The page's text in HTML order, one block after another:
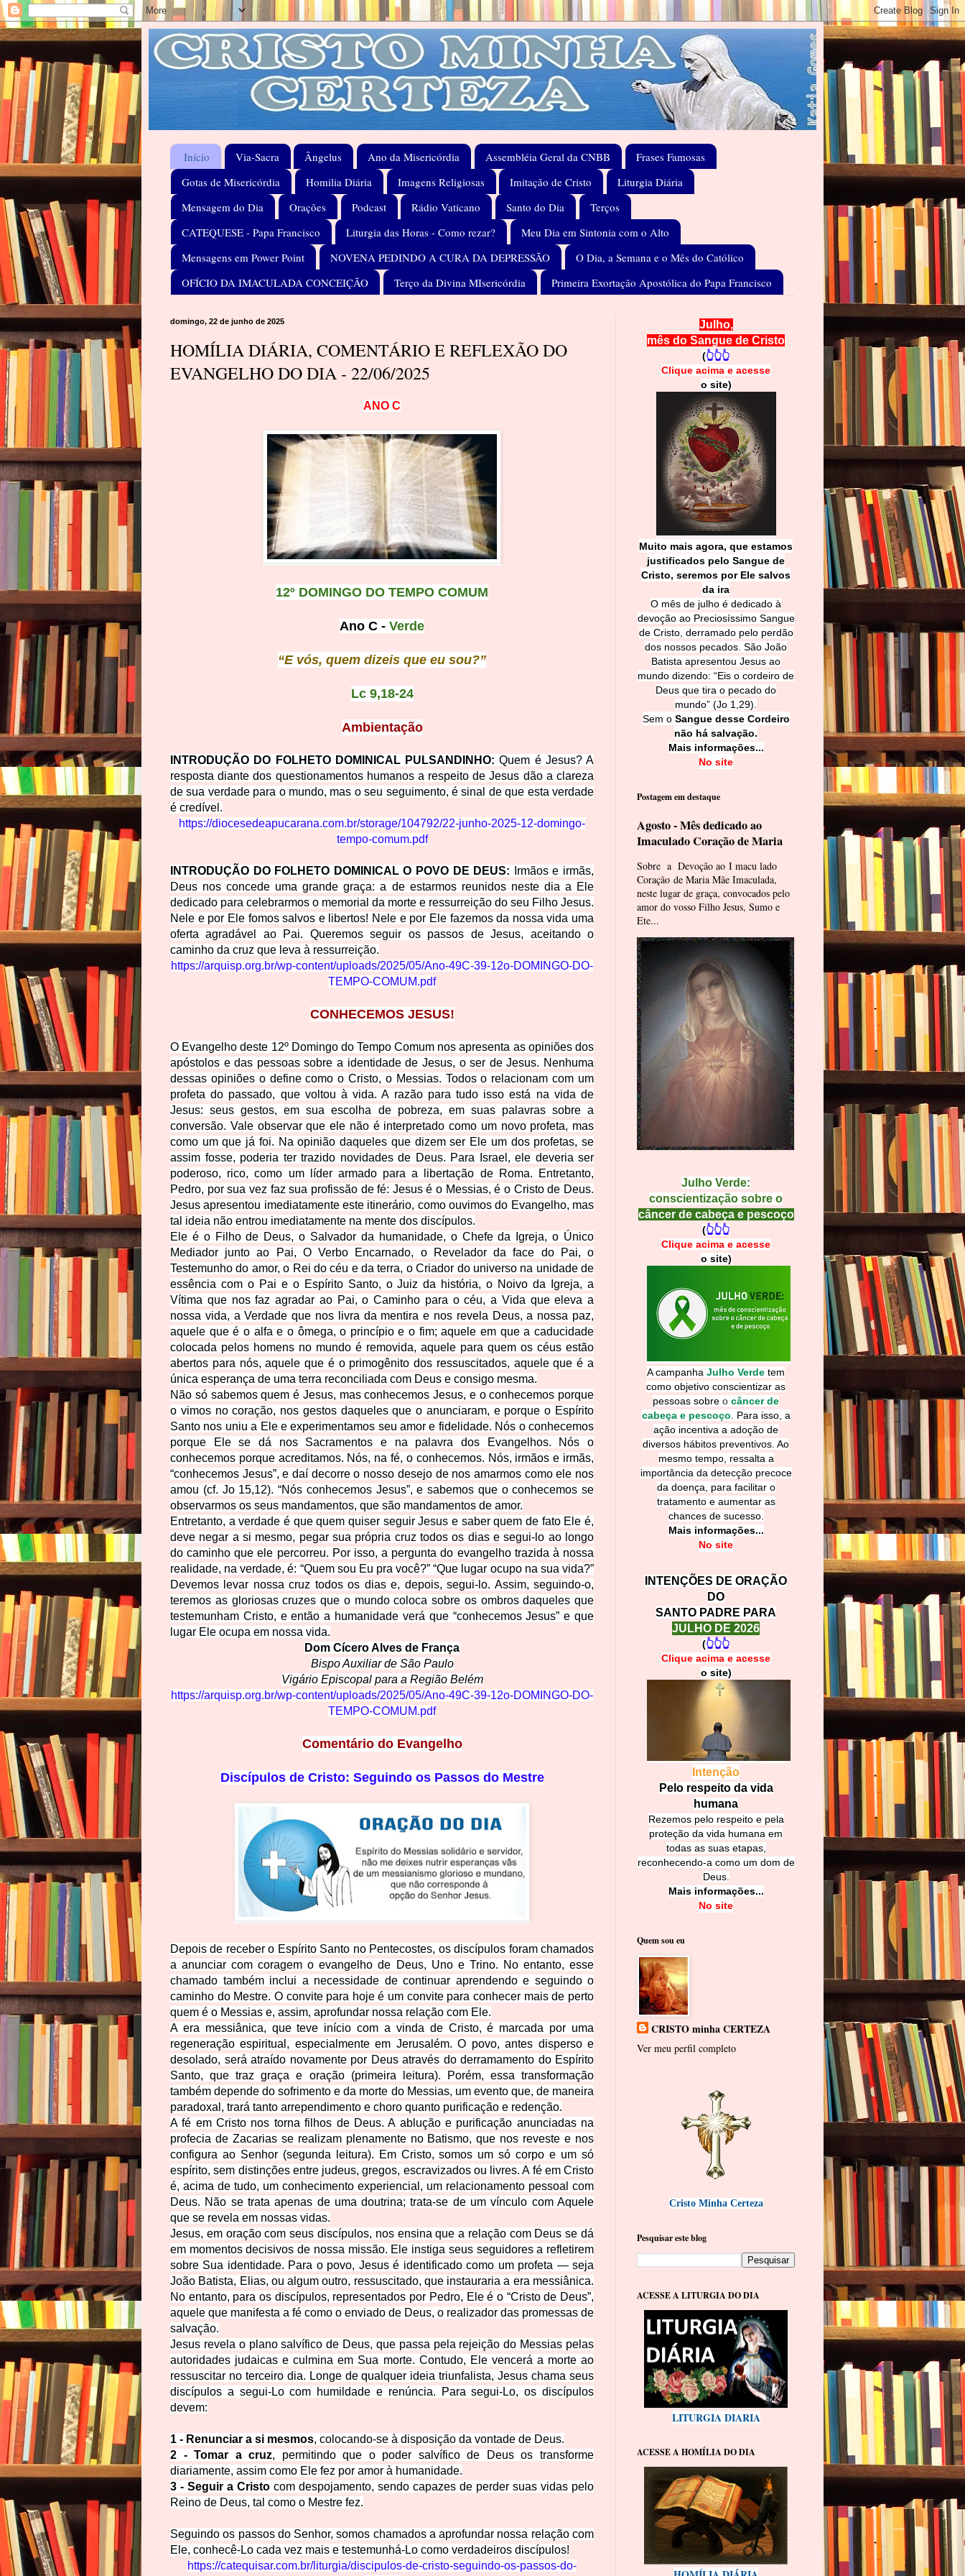
Início Via-Sacra Ângelus Ano da Misericórdia Assembléia Geral da CNBB
Frases Famosas
Gotas de Misericórdia
Homilia Diária Imagens Religiosas Imitação de Cristo
Liturgia Diária
Mensagem do Dia
Orações Podcast Rádio Vaticano Santo do Dia
Terços
CATEQUESE - Papa Francisco
Liturgia das Horas - Como rezar?
Meu Dia em Sintonia com o Alto
Mensagens em Power Point
NOVENA PEDINDO A CURA DA DEPRESSÃO
O Dia, a Semana e o Mês do Católico
OFÍCIO DA IMACULADA CONCEIÇÃO
Terço da Divina MIsericórdia Primeira Exortação Apostólica do Papa Francisco
domingo, 22 de junho de 2025
HOMÍLIA DIÁRIA, COMENTÁRIO E REFLEXÃO DO
EVANGELHO DO DIA - 22/06/2025
A NO C
12º DOMINGO DO TEMPO COMUM
Ano C - Verde
“E vós, quem dizeis que eu sou?”
Lc 9,18-24
Ambientação
INTRODUÇÃO DO FOLHETO DOMINICAL PULSANDINHO:Quem é Jesus? A
resposta diante dos questionamentos humanos a respeito de Jesus dão a clareza
de sua verdade para o mundo, mas o seu seguimento, é sinal de que esta verdade
é credível.
https://diocesedeapucarana.com.br/storage/104792/22-junho-2025-12-domingo-
tempo-comum.pdf
INTRODUÇÃO DO FOLHETO DOMINICAL O POVO DE DEUS:
Irmãos e irmãs,
Deus nos concede uma grande graça: a de estarmos reunidos neste dia a Ele
dedicado para celebrarmos o memorial da morte e ressurreição do seu Filho Jesus.
Nele e por Ele fomos salvos e libertos! Nele e por Ele fazemos da nossa vida uma
oferta agradável ao Pai. Queremos seguir os passos de Jesus, aceitando o
caminho da cruz que leva à ressurreição.
https://arquisp.org.br/wp-content/uploads/2025/05/Ano-49C-39-12o-DOMINGO-DO-
TEMPO-COMUM.pdf
CONHECEMOS JESUS!
O Evangelho deste 12º Domingo do Tempo Comum nos apresenta as opiniões dos
apóstolos e das pessoas sobre a identidade de Jesus, o ser de Jesus. Nenhuma
dessas opiniões o define como o Cristo, o Messias. Todos o relacionam com um
profeta do passado, que voltou à vida. A razão para tudo isso está na vida de
Jesus: seus gestos, em sua escolha de pobreza, em suas palavras sobre a
conversão. Vale observar que ele não é interpretado como um novo profeta, mas
como um que já foi. Na opinião daqueles que dizem ser Ele um dos profetas, se
assim fosse, poderia ter trazido novidades de Deus. Para Israel, ele deveria ser
poderoso, rico, como um líder armado para a libertação de Roma. Entretanto,
Pedro, por sua vez faz sua profissão de fé: Jesus é o Messias, é o Cristo de Deus.
Jesus apresentou imediatamente este itinerário, como ouvimos do Evangelho, mas
tal ideia não entrou imediatamente na mente dos discípulos.
Ele é o Filho de Deus, o Salvador da humanidade, o Chefe da Igreja, o Único
Mediador junto ao Pai, O Verbo Encarnado, o Revelador da face do Pai, o
Testemunho do amor, o Rei do céu e da terra, o Criador do universo na unidade de
essência com o Pai e o Espírito Santo, o Juiz da história, o Noivo da Igreja, a
Vítima que nos faz agradar ao Pai, o Caminho para o céu, a Vida que eleva a
nossa vida, a Verdade que nos livra da mentira e nos revela Deus, a nossa paz,
aquele que é o alfa e o ômega, o princípio e o fim; aquele em que a caducidade
colocada pelos homens no mundo é removida, aquele para quem os céus estão
abertos para nós, aquele que é o primogênito dos ressuscitados, aquele que é a
única esperança de uma terra reconciliada com Deus e consigo mesma.
Não só sabemos quem é Jesus, mas conhecemos Jesus, e o conhecemos porque
o vimos no coração, nos gestos daqueles que o anunciaram, e porque o Espírito
Santo nos uniu a Ele e experimentamos seu amor e fidelidade. Nós o conhecemos
porque Ele se dá nos Sacramentos e na palavra dos Evangelhos. Nós o
conhecemos porque acreditamos. Nós, na fé, o conhecemos. Nós, irmãos e irmãs,
“conhecemos Jesus”, e daí decorre o nosso desejo de nos amarmos como ele nos
amou (cf. Jo 15,12). “Nós conhecemos Jesus”, e sabemos que o conhecemos se
observarmos os seus mandamentos, que são mandamentos de amor.
Entretanto, a verdade é que quem quiser seguir Jesus e saber quem de fato Ele é,
deve negar a si mesmo, pegar sua própria cruz todos os dias e segui-lo ao longo
do caminho que ele percorreu. Por isso, a pergunta do evangelho trazida à nossa
realidade, na verdade, é: “Quem sou Eu pra você?” “Que lugar ocupo na sua vida?”
Devemos levar nossa cruz todos os dias e, depois, segui-lo. Assim, seguindo-o,
teremos as gloriosas cruzes que o mundo coloca sobre os ombros daqueles que
testemunham Cristo, e então a humanidade verá que “conhecemos Jesus” e que
lugar Ele ocupa em nossa vida.
Dom Cícero Alves de França
Bispo Auxiliar de São Paulo
Vigário Episcopal para a Região Belém
https://arquisp.org.br/wp-content/uploads/2025/05/Ano-49C-39-12o-DOMINGO-DO-
TEMPO-COMUM.pdf
Comentário do Evangelho
Discípulos de Cristo: Seguindo os Passos do Mestre
Depois de receber o Espírito Santo no Pentecostes, os discípulos foram chamados
a anunciar com coragem o evangelho de Deus, Uno e Trino. No entanto, esse
chamado também inclui a necessidade de continuar aprendendo e seguindo o
caminho do Mestre. O convite para hoje é um convite para conhecer mais de perto
quem é o Messias e, assim, aprofundar nossa relação com Ele.
A era messiânica, que teve início com a vinda de Cristo, é marcada por uma
regeneração espiritual, especialmente em Jerusalém. O povo, antes disperso e
desolado, será atraído novamente por Deus através do derramamento do Espírito
Santo, que traz graça e oração (primeira leitura). Porém, essa transformação
também depende do sofrimento e da morte do Messias, um evento que, de maneira
paradoxal, trará tanto arrependimento e choro quanto purificação e redenção.
A fé em Cristo nos torna filhos de Deus. A ablução e purificação anunciadas na
profecia de Zacarias se realizam plenamente no Batismo, que nos reveste e nos
configura ao Senhor (segunda leitura). Em Cristo, somos um só corpo e um só
espírito, sem distinções entre judeus, gregos, escravizados ou livres. A fé em Cristo
é, acima de tudo, um conhecimento experiencial, um relacionamento pessoal com
Deus. Não se trata apenas de uma doutrina; trata-se de um vínculo com Aquele
que se revela em nossas vidas.
Jesus, em oração com seus discípulos, nos ensina que a relação com Deus se dá
em momentos decisivos de nossa missão. Ele instiga seus seguidores a refletirem
sobre Sua identidade. Para o povo, Jesus é identificado como um profeta — seja
João Batista, Elias, ou algum outro, ressuscitado, que instauraria a era messiânica.
No entanto, para os discípulos, representados por Pedro, Ele é o “Cristo de Deus”,
aquele que manifesta a fé como o enviado de Deus, o realizador das promessas de
salvação.
Jesus revela o plano salvífico de Deus, que passa pela rejeição do Messias pelas
autoridades judaicas e culmina em Sua morte. Contudo, Ele vencerá a morte ao
ressuscitar no terceiro dia. Longe de qualquer ideia triunfalista, Jesus chama seus
discípulos a segui-Lo com humildade e renúncia. Para segui-Lo, os discípulos
devem:
1 - Renunciar a si mesmos, colocando-se à disposição da vontade de Deus.
2 - Tomar a cruz, permitindo que o poder salvífico de Deus os transforme
diariamente, assim como Ele fez por amor à humanidade.
3 - Seguir a Cristo com despojamento, sendo capazes de perder suas vidas pelo
Reino de Deus, tal como o Mestre fez.
Seguindo os passos do Senhor, somos chamados a aprofundar nossa relação com
Ele, conhecê-Lo cada vez mais e testemunhá-Lo como verdadeiros discípulos!
https://catequisar.com.br/liturgia/discipulos-de-cristo-seguindo-os-passos-do-
Julho,
mês do Sangue de Cristo
(👆👆👆
Clique acima e acesse
o site)
Muito mais agora, que estamos
justificados pelo Sangue de
Cristo, seremos por Ele salvos
da ira
O mês de julho é dedicado à
devoção ao Preciosíssimo Sangue
de Cristo, derramado pelo perdão
dos nossos pecados. São João
Batista apresentou Jesus ao
mundo dizendo: “Eis o cordeiro de
Deus que tira o pecado do
mundo” (Jo 1,29).
Sem o Sangue desse Cordeiro
não há salvação.
Mais informações...
No site
Postagem em destaque
Agosto - Mês dedicado ao
Imaculado Coração de Maria
Sobre a Devoção ao I macu lado
Coração de Maria Mãe Imaculada,
neste lugar de graça, convocados pelo
amor do vosso Filho Jesus, Sumo e
Ete...
Julho Verde:
conscientização sobre o
câncer de cabeça e pescoço
(👆👆👆
Clique acima e acesse
o site)
A campanha Julho Verde tem
como objetivo conscientizar as
pessoas sobre o câncer de
cabeça e pescoço
Para isso, a
ação incentiva a adoção de
diversos hábitos preventivos. Ao
mesmo tempo, ressalta a
importância da detecção precoce
da doença, para facilitar o
tratamento e aumentar as
chances de sucesso.
Mais informações...
No site
INTENÇÕES DE ORAÇÃO
DO
SANTO PADRE PARA
JULHO DE 2026
(👆👆👆
Clique acima e acesse
o site)
Intenção
Pelo respeito da vida
humana
Rezemos pelo respeito e pela
proteção da vida humana em
todas as suas etapas,
reconhecendo-a como um dom de
Deus.
Mais informações...
No site
Quem sou eu
CRISTO minha CERTEZA
Ver meu perfil completo
Cristo Minha Certeza
Pesquisar este blog
ACESSE A LITURGIA DO DIA
LITURGIA DIARIA
ACESSE A HOMÍLIA DO DIA